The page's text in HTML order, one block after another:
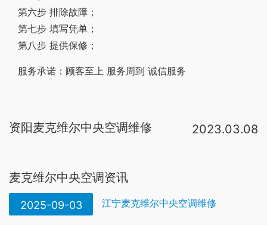
第六步 排除故障；
第七步 填写凭单；
第八步 提供保修；
服务承诺：顾客至上 服务周到 诚信服务
资阳麦克维尔中央空调维修 2023.03.08
麦克维尔中央空调资讯
2025-09-03 江宁麦克维尔中央空调维修